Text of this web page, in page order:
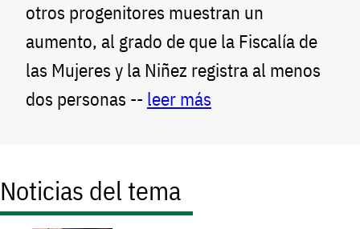
otros progenitores muestran un
aumento, al grado de que la Fiscalía de
las Mujeres y la Niñez registra al menos
dos personas -- leer más
Noticias del tema